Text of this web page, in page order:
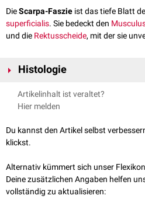
DieScarpa-Faszie ist das tiefe Blatt
superficialis. Sie bedeckt den
und die Rektusscheide, mit der sie
Histologie
Die Scarpa-Faszie besteht aus
elastische Fasern
Artikelinhalt ist veraltet?
Hier melden
Du kannst den Artikel selbst
klickst.
Alternativ kümmert sich unser
Deine zusätzlichen Angaben helfen
vollständig zu aktualisieren: